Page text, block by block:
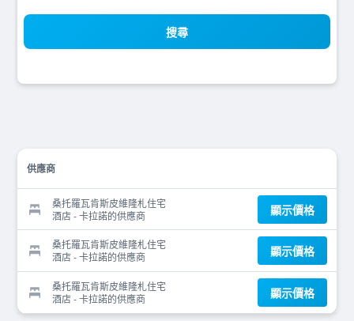
搜尋
供應商
桑托羅瓦肯斯皮維隆札住宅
酒店 - 卡拉諾的供應商
顯示價格
桑托羅瓦肯斯皮維隆札住宅
酒店 - 卡拉諾的供應商
顯示價格
桑托羅瓦肯斯皮維隆札住宅
酒店 - 卡拉諾的供應商
顯示價格